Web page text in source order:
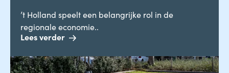
’t Holland speelt een belangrijke rol in de
regionale economie..
Lees verder